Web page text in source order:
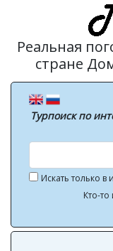
Реальная
стране
Турпоиск по
Искать только в
Кто-то